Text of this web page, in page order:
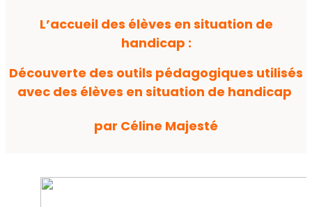
L’accueil des élèves en situation de
handicap :
Découverte des outils pédagogiques utilisés
avec des élèves en situation de handicap
par Céline Majesté